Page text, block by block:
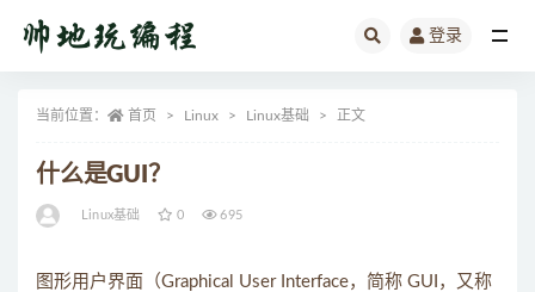
登录
当前位置： 首页 Linux Linux基础 正文
什么是GUI？
Linux基础 0 695
图形用户界面（Graphical User Interface，简称 GUI，又称